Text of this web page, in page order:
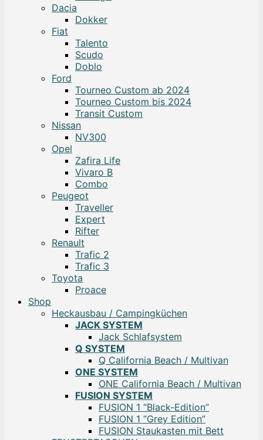
Dacia
Dokker
Fiat
Talento
Scudo
Doblo
Ford
Tourneo Custom ab 2024
Tourneo Custom bis 2024
Transit Custom
Nissan
NV300
Opel
Zafira Life
Vivaro B
Combo
Peugeot
Traveller
Expert
Rifter
Renault
Trafic 2
Trafic 3
Toyota
Proace
Shop
Heckausbau / Campingküchen
JACK SYSTEM
Jack Schlafsystem
Q SYSTEM
Q California Beach / Multivan
ONE SYSTEM
ONE California Beach / Multivan
FUSION SYSTEM
FUSION 1 “Black-Edition”
FUSION 1 “Grey Edition”
FUSION Staukasten mit Bett